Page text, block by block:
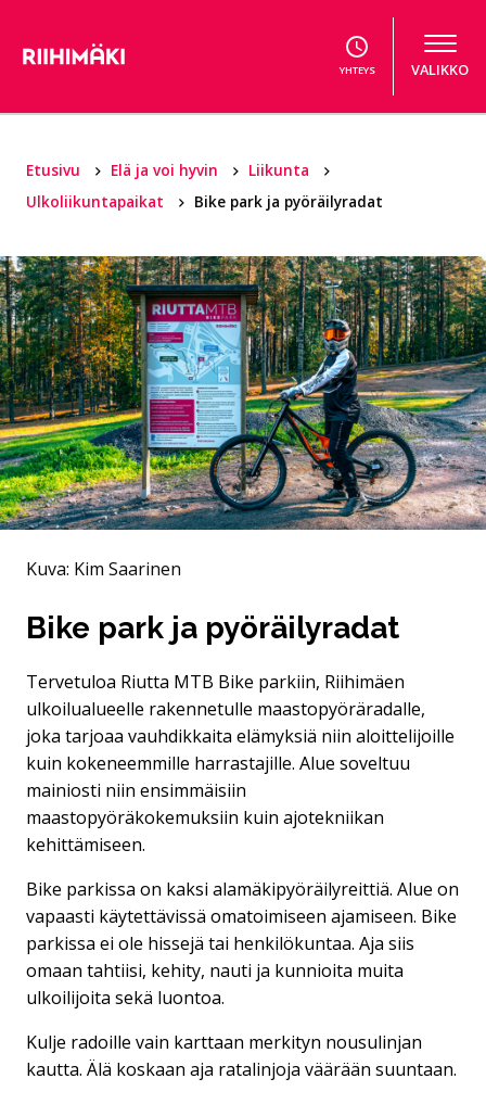
YHTEYS VALIKKO
Etusivu Elä ja voi hyvin
Liikunta
Ulkoliikuntapaikat
Bike park ja pyöräilyradat
Kuva: Kim Saarinen
Bike park ja pyöräilyradat
Tervetuloa Riutta MTB Bike parkiin, Riihimäen
ulkoilualueelle rakennetulle maastopyöräradalle,
joka tarjoaa vauhdikkaita elämyksiä niin aloittelijoille
kuin kokeneemmille harrastajille. Alue soveltuu
mainiosti niin ensimmäisiin
maastopyöräkokemuksiin kuin ajotekniikan
kehittämiseen.
Bike parkissa on kaksi alamäkipyöräilyreittiä. Alue on
vapaasti käytettävissä omatoimiseen ajamiseen. Bike
parkissa ei ole hissejä tai henkilökuntaa. Aja siis
omaan tahtiisi, kehity, nauti ja kunnioita muita
ulkoilijoita sekä luontoa.
Kulje radoille vain karttaan merkityn nousulinjan
kautta. Älä koskaan aja ratalinjoja väärään suuntaan.